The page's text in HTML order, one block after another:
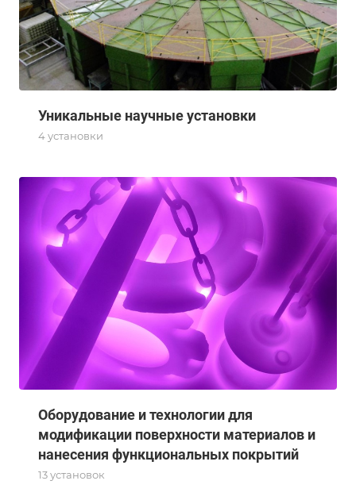
Уникальные научные установки
4 установки
Оборудование и технологии для
модификации поверхности материалов и
нанесения функциональных покрытий
13 установок